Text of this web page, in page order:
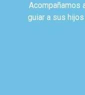
Acompañamos
guiar a sus